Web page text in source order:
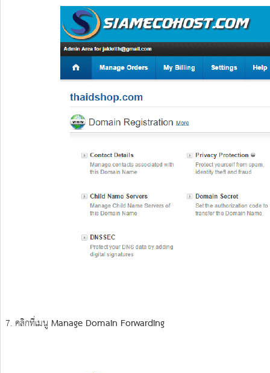
7. คลิกที่เมนูManage Domain Forwarding